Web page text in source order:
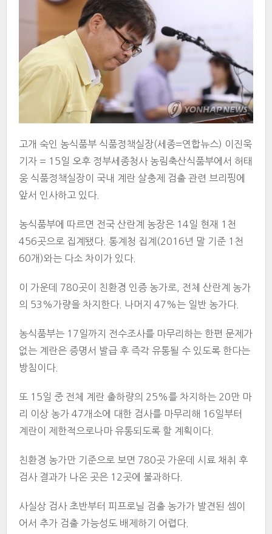
고개 숙인 농식품부 식품정책실장(세종=연합뉴스) 이진욱
기자 = 15일 오후 정부세종청사 농림축산식품부에서 허태
웅 식품정책실장이 국내 계란 살충제 검출 관련 브리핑에
앞서 인사하고 있다.
농식품부에 따르면 전국 산란계 농장은 14일 현재 1천
456곳으로 집계됐다. 통계청 집계(2016년 말 기준 1천
60개)와는 다소 차이가 있다.
이 가운데 780곳이 친환경 인증 농가로, 전체 산란계 농가
의 53%가량을 차지한다. 나머지 47%는 일반 농가다.
농식품부는 17일까지 전수조사를 마무리하는 한편 문제가
없는 계란은 증명서 발급 후 즉각 유통될 수 있도록 한다는
방침이다.
또 15일 중 전체 계란 출하량의 25%를 차지하는 20만 마
리 이상 농가 47개소에 대한 검사를 마무리해 16일부터
계란이 제한적으로나마 유통되도록 할 계획이다.
친환경 농가만 기준으로 보면 780곳 가운데 시료 채취 후
검사 결과가 나온 곳은 12곳에 불과하다.
사실상 검사 초반부터 피프로닐 검출 농가가 발견된 셈이
어서 추가 검출 가능성도 배제하기 어렵다.